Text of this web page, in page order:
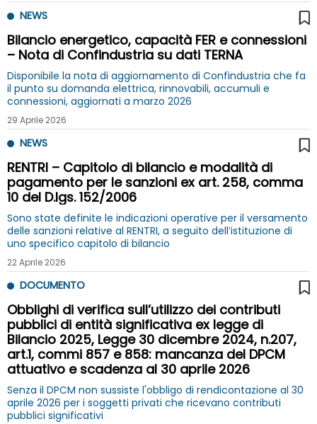
NEWS
Bilancio energetico, capacità FER e connessioni
– Nota di Confindustria su dati TERNA
Disponibile la nota di aggiornamento di Confindustria che fa
il punto su domanda elettrica, rinnovabili, accumuli e
connessioni, aggiornati a marzo 2026
29 Aprile 2026
NEWS
RENTRI – Capitolo di bilancio e modalità di
pagamento per le sanzioni ex art. 258, comma
10 del D.lgs. 152/2006
Sono state definite le indicazioni operative per il versamento
delle sanzioni relative al RENTRI, a seguito dell’istituzione di
uno specifico capitolo di bilancio
22 Aprile 2026
DOCUMENTO
Obblighi di verifica sull’utilizzo dei contributi
pubblici di entità significativa ex legge di
Bilancio 2025, Legge 30 dicembre 2024, n.207,
art.1, commi 857 e 858: mancanza del DPCM
attuativo e scadenza al 30 aprile 2026
Senza il DPCM non sussiste l'obbligo di rendicontazione al 30
aprile 2026 per i soggetti privati che ricevano contributi
pubblici significativi